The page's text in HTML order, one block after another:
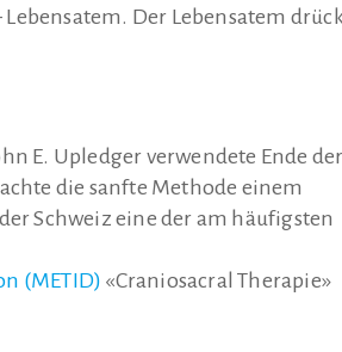
Der Lebensatem
E. Upledger verwendete Ende der
die sanfte Methode einem
Schweiz eine der am häufigsten
(METID) «Craniosacral Therapie»